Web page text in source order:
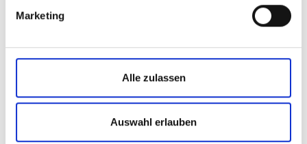
Marketing
Alle zulassen
Auswahl erlauben
KARRIEREPERSPEKTIVEN:
Bachelorniveau)
AUSBILDUNGSBETRIEBE: